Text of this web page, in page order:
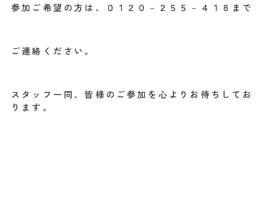
参加ご希望の方は、０１２０－２５５－４１８まで
ご連絡ください。
スタッフ一同、皆様のご参加を心よりお待ちしてお
ります。